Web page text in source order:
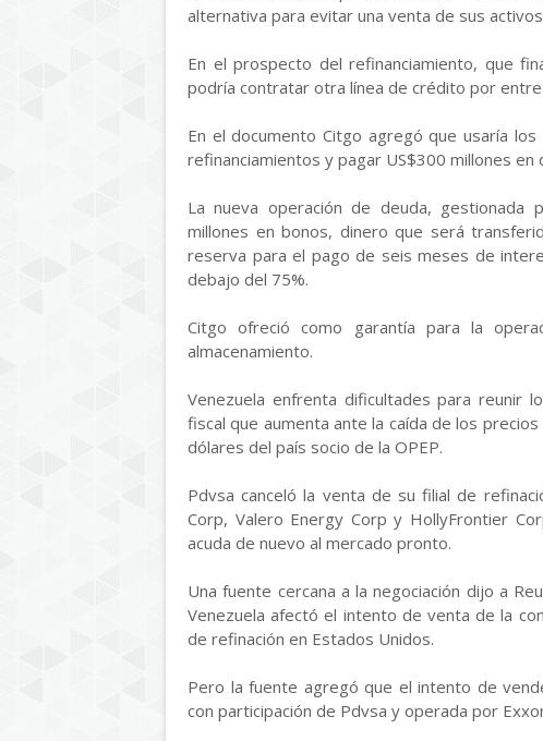
alternativa para evitar una venta de sus
En el prospecto del refinanciamiento, que
podría contratar otra línea de crédito por entre
En el documento Citgo agregó que usaría
refinanciamientos y pagar US$300 millones en
La nueva operación de deuda, gestionada
millones en bonos, dinero que será
reserva para el pago de seis meses de
debajo del 75%.
Citgo ofreció como garantía para la
almacenamiento.
Venezuela enfrenta dificultades para reunir
fiscal que aumenta ante la caída de los
dólares del país socio de la OPEP.
Pdvsa canceló la venta de su filial de
Corp, Valero Energy Corp y HollyFrontier
acuda de nuevo al mercado pronto.
Una fuente cercana a la negociación dijo a
Venezuela afectó el intento de venta de la
de refinación en Estados Unidos.
Pero la fuente agregó que el intento de
con participación de Pdvsa y operada por